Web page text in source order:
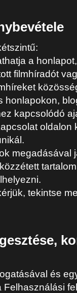
a
filmhíradót
honlapokon,
kapcsolódó
oldalon
megadásával
tekintse
és